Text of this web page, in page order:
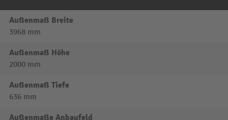
Außenmaß Breite
3968 mm
Außenmaß Höhe
2000 mm
Außenmaß Tiefe
636 mm
Außenmaße Anbaufeld